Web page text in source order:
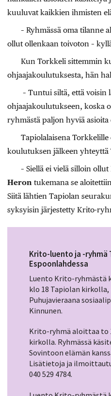
kuuluvat kaikkien ihmisten
– Ryhmässä oma tilanne
ollut ollenkaan toivoton –
Kun Torkkeli sittemmin
ohjaajakoulutuksesta, hän
– Tuntui siltä, että voisin
ohjaajakoulutukseen, koska
ryhmästä paljon hyviä asioita
Tapiolalaisena
koulutuksen jälkeen
– Siellä ei vielä silloin
Heron tukemana se
Siitä lähtien Tapiolan
syksyisin järjestetty Krito-
Krito-luento ja -ryhmä
Espoonlahdessa
Luento Krito-ryhmästä
klo 18 Tapiolan kirkolla,
Puhujavieraana
Kinnunen.
Krito-ryhmä aloittaa to
kirkolla. Ryhmässä
Sovintoon elämän
Lisätietoja ja
040 529 4784.